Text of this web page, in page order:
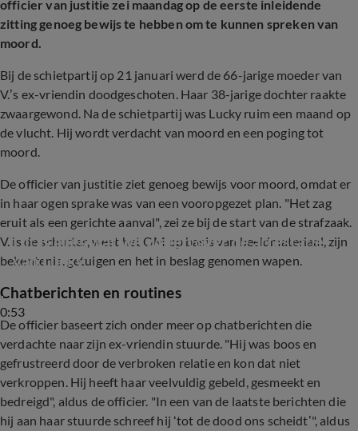
officier van justitie zei maandag op de eerste inleidende
zitting genoeg bewijs te hebben om te kunnen spreken van
moord.
Bij de schietpartij op 21 januari werd de 66-jarige moeder van
V.’s ex-vriendin doodgeschoten. Haar 38-jarige dochter raakte
zwaargewond. Na de schietpartij was Lucky ruim een maand op
de vlucht. Hij wordt verdacht van moord en een poging tot
moord.
De officier van justitie ziet genoeg bewijs voor moord, omdat er
in haar ogen sprake was van een vooropgezet plan. "Het zag
eruit als een gerichte aanval", zei ze bij de start van de strafzaak.
V. is de schutter, weet het OM op basis van beeldmateriaal, zijn
bekentenis, getuigen en het in beslag genomen wapen.
0:53
Dit is alles wat we weten over de arrestatie
van Lucky
Chatberichten en routines
De officier baseert zich onder meer op chatberichten die
verdachte naar zijn ex-vriendin stuurde. "Hij was boos en
gefrustreerd door de verbroken relatie en kon dat niet
verkroppen. Hij heeft haar veelvuldig gebeld, gesmeekt en
bedreigd", aldus de officier. "In een van de laatste berichten die
hij aan haar stuurde schreef hij ‘tot de dood ons scheidt’", aldus